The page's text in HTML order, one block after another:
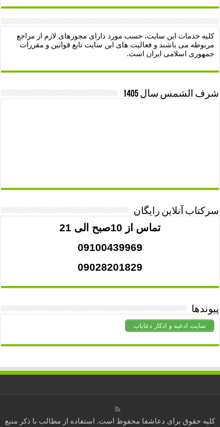
کلیه خدمات این سایت، حسب مورد دارای مجوزهای لازم از مراجع
مربوطه می باشند و فعالیت های این سایت تابع قوانین و مقررات
جمهوری اسلامی ایران است.
شرف الشمس سال 1405
سرکتاب آنلاین رایگان
تماس از 10صبح الی 21
09100439969
09028201829
پیوندها
سایت ادعیه و اذکار دعایاب
کلیه حقوق برای دعاشفا محفوظ است. استفاده از مطالب با ذکر منبع